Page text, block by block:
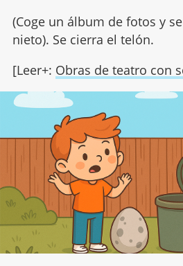
(Coge un álbum de fotos y
nieto). Se cierra el telón.
[Leer+: Obras de teatro con